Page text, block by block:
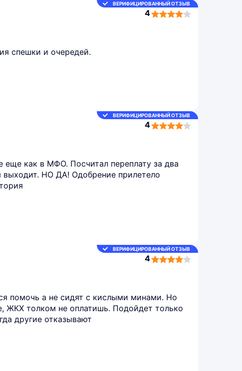
ВЕРИФИЦИРОВАННЫЙ ОТЗЫВ
4
4,0
спешки и очередей.
ВЕРИФИЦИРОВАННЫЙ ОТЗЫВ
4
4,0
еще как в МФО. Посчитал переплату за два
НО ДА! Одобрение прилетело
ВЕРИФИЦИРОВАННЫЙ ОТЗЫВ
4
4,0
помочь а не сидят с кислыми минами. Но
ЖКХ толком не оплатишь. Подойдет только
другие отказывают